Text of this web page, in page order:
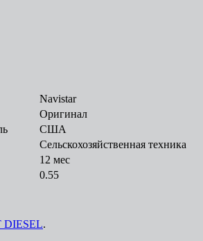
Navistar
Оригинал
США
Сельскохозяйственная техника
12 мес
0.55
DIESEL.